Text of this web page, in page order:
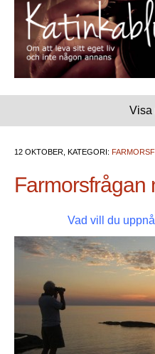
Visa
12 OKTOBER, KATEGORI:
Farmorsfrågan
Vad vill du